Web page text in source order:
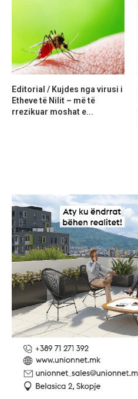
Editorial / Kujdes nga virusi i
Etheve të Nilit – më të
rrezikuar moshat e...